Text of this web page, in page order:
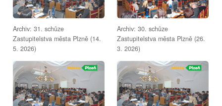
Archiv: 31. schůze
Zastupitelstva města Plzně (14.
5. 2026)
Archiv: 30. schůze
Zastupitelstva města Plzně (26.
3. 2026)